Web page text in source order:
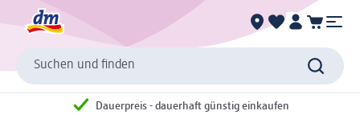
Suchen und finden
Dauerpreis - dauerhaft günstig einkaufen